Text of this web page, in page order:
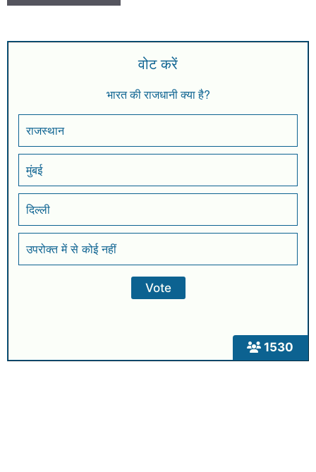
1530
वोट करें
भारत की राजधानी क्या है?
राजस्थान
मुंबई
दिल्ली
उपरोक्त में से कोई नहीं